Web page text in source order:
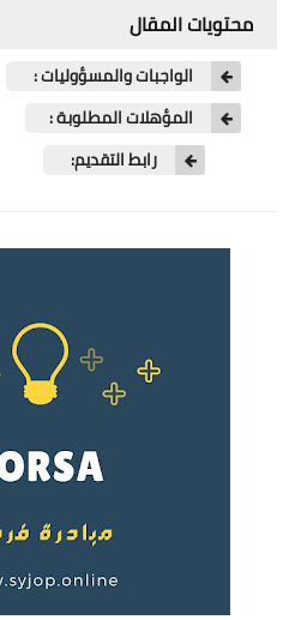
محتويات المقال
الواجبات والمسؤوليات :
المؤهلات المطلوبة :
رابط التقديم: